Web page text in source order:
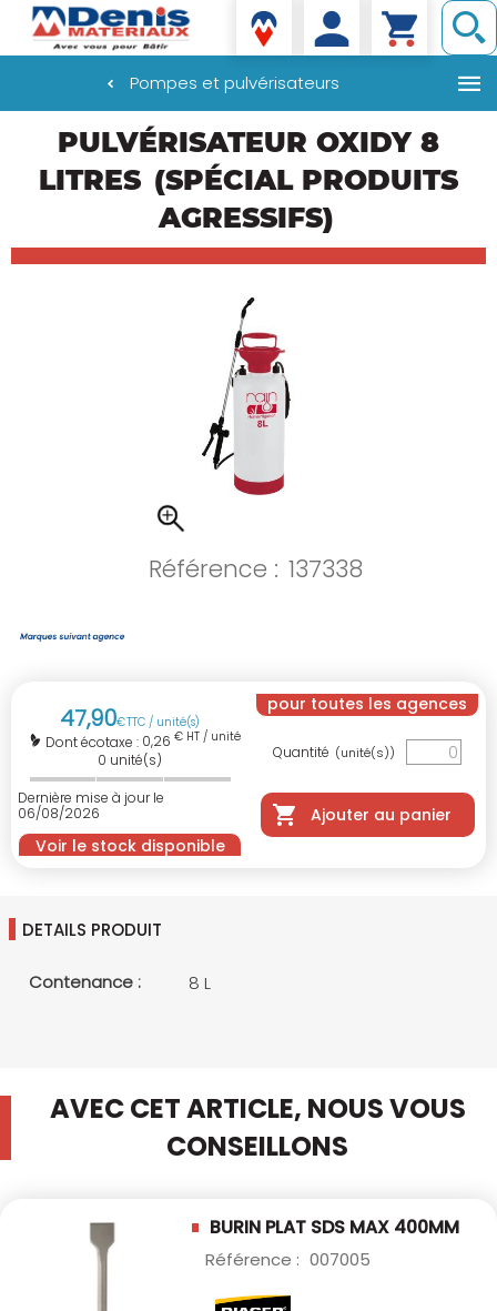
principal
Denis matériaux
Pompes et pulvérisateurs
PULVÉRISATEUR OXIDY 8
LITRES (SPÉCIAL PRODUITS
AGRESSIFS)
Référence : 137338
47,90€TTC / unité(s)
Dont écotaxe : 0,26 € HT / unité(s)
0 unité(s)
Dernière mise à jour le
06/08/2026
Voir le stock disponible
pour toutes les agences
Quantité (unité(s))
Ajouter au panier
DETAILS PRODUIT
Contenance : 8 L
AVEC CET ARTICLE, NOUS VOUS
CONSEILLONS
BURIN PLAT SDS MAX 400MM
Référence : 007005